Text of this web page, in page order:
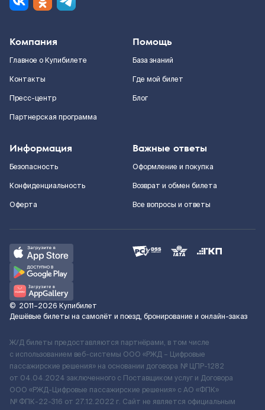
Компания
Главное о Купибилете
Контакты
Пресс-центр
Партнерская программа
Помощь
База знаний
Где мой билет
Блог
Информация
Безопасность
Конфиденциальность
Оферта
Важные ответы
Оформление и покупка
Возврат и обмен билета
Все вопросы и ответы
© 2011–2026 Купибилет
Дешёвые билеты на самолёт и поезд, бронирование и онлайн-заказ
Ж/Д билеты предоставляются партнёрами, в том числе
с использованием веб-системы ООО «РЖД – Цифровые
пассажирские решения» на основании договора № ЦПР-1282
от 04.04.2024 заключенного с Поставщиком услуг и Договора
ООО «РЖД-Цифровые пассажирские решения» c АО «ФПК»
№ ФПК-22-316 от 27.12.2022 г. Сайт не является официальным